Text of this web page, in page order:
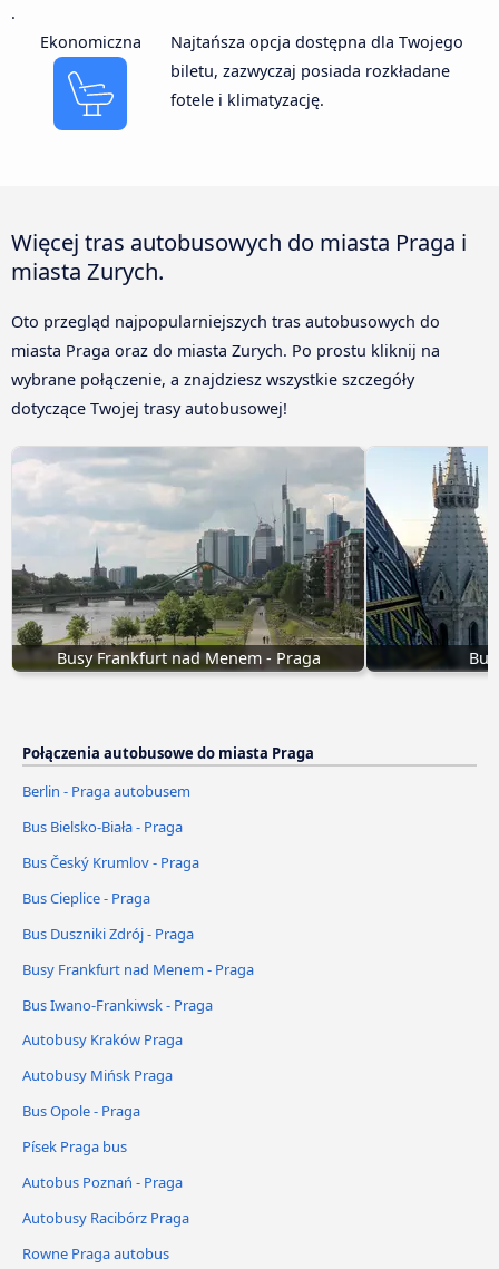
.
Ekonomiczna
Najtańsza opcja dostępna dla Twojego
biletu, zazwyczaj posiada rozkładane
fotele i klimatyzację.
Więcej tras autobusowych do miasta Praga i
miasta Zurych.
Oto przegląd najpopularniejszych tras autobusowych do
miasta Praga oraz do miasta Zurych. Po prostu kliknij na
wybrane połączenie, a znajdziesz wszystkie szczegóły
dotyczące Twojej trasy autobusowej!
Busy Frankfurt nad Menem - Praga
Połączenia autobusowe do miasta Praga
Berlin - Praga autobusem
Bus Bielsko-Biała - Praga
Bus Český Krumlov - Praga
Bus Cieplice - Praga
Bus Duszniki Zdrój - Praga
Busy Frankfurt nad Menem - Praga
Bus Iwano-Frankiwsk - Praga
Autobusy Kraków Praga
Autobusy Mińsk Praga
Bus Opole - Praga
Písek Praga bus
Autobus Poznań - Praga
Autobusy Racibórz Praga
Rowne Praga autobus